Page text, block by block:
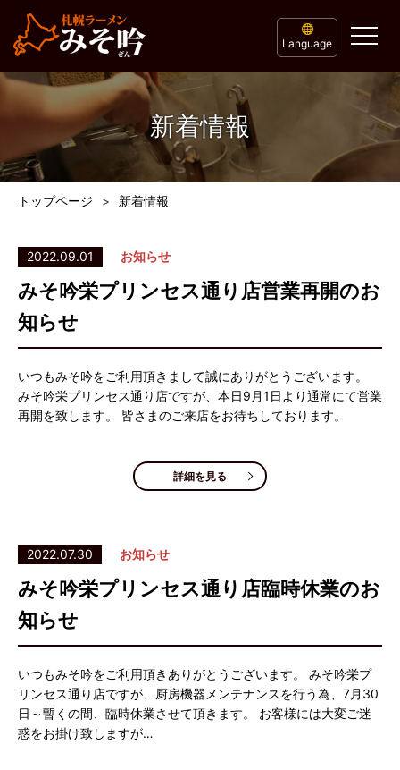
Language
新着情報
トップページ 新着情報
2022.09.01 お知らせ
みそ吟栄プリンセス通り店営業再開のお
知らせ
いつもみそ吟をご利用頂きまして誠にありがとうございます。
みそ吟栄プリンセス通り店ですが、本日9月1日より通常にて営業
再開を致します。 皆さまのご来店をお待ちしております。
詳細を見る
2022.07.30 お知らせ
みそ吟栄プリンセス通り店臨時休業のお
知らせ
いつもみそ吟をご利用頂きありがとうございます。 みそ吟栄プ
リンセス通り店ですが、厨房機器メンテナンスを行う為、7月30
日～暫くの間、臨時休業させて頂きます。 お客様には大変ご迷
惑をお掛け致しますが…